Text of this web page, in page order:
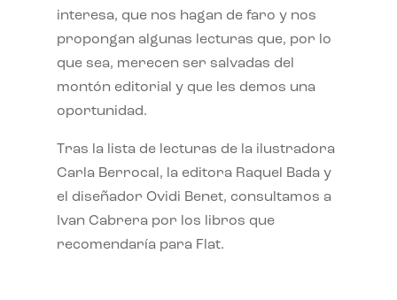
interesa, que nos hagan de faro y nos
propongan algunas lecturas que, por lo
que sea, merecen ser salvadas del
montón editorial y que les demos una
oportunidad.
Tras la lista de lecturas de la ilustradora
Carla Berrocal, la editora Raquel Bada y
el diseñador Ovidi Benet, consultamos a
Ivan Cabrera por los libros que
recomendaría para Flat.